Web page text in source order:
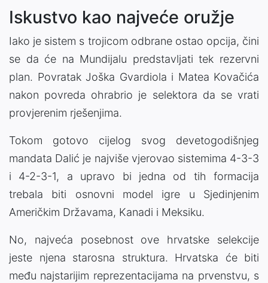
Iskustvo kao najveće oružje
Iako je sistem s trojicom odbrane ostao opcija, čini
se da će na Mundijalu predstavljati tek rezervni
plan. Povratak Joška Gvardiola i Matea Kovačića
nakon povreda ohrabrio je selektora da se vrati
provjerenim rješenjima.
Tokom gotovo cijelog svog devetogodišnjeg
mandata Dalić je najviše vjerovao sistemima 4-3-3
i 4-2-3-1, a upravo bi jedna od tih formacija
trebala biti osnovni model igre u Sjedinjenim
Američkim Državama, Kanadi i Meksiku.
No, najveća posebnost ove hrvatske selekcije
jeste njena starosna struktura. Hrvatska će biti
među najstarijim reprezentacijama na prvenstvu, s